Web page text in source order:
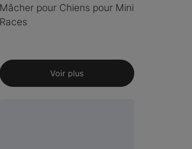
Mâcher pour Chiens pour Mini
Races
Voir plus